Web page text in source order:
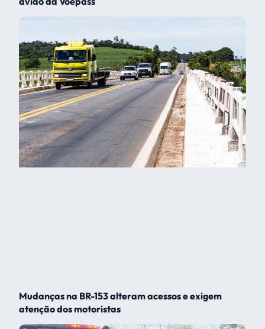
Mudanças na BR-153 alteram acessos e exigem
atenção dos motoristas